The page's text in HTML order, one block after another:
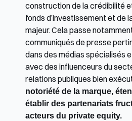
construction de la crédibilité
fonds d’investissement et de
majeur. Cela passe
communiqués de presse
dans des médias spécialisés
avec des influenceurs du
relations publiques bien
notoriété de la marque,
établir des partenariats
acteurs du private equity.